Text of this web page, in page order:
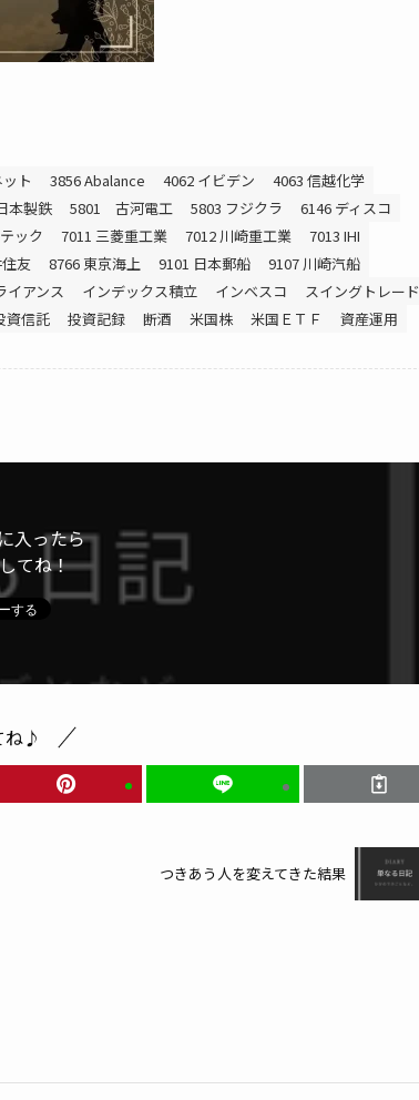
ト 3856 Abalance 4062 イビデン
4063 信越化学
本製鉄 5801 古河電工 5803 フジクラ
6146 ディスコ
ック 7011 三菱重工業 7012 川崎重工業
7013 IHI
友 8766 東京海上 9101 日本郵船
9107 川崎汽船
イアンス インデックス積立 インベスコ
スイングトレード
資信託 投資記録 断酒 米国株 米国ＥＴＦ 資産運用
入ったら
てね！
ね♪
つきあう人を変えてきた結果